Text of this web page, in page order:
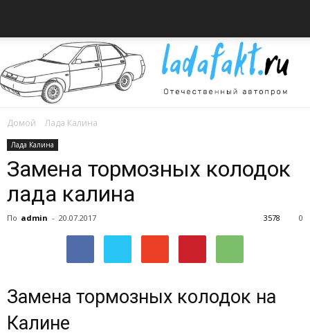
автомобилях
Домой Лада Калина
Лада Калина
Замена тормозных колодок
лада калина
По admin - 20.07.2017 0
3578
Замена тормозных колодок на
Калине